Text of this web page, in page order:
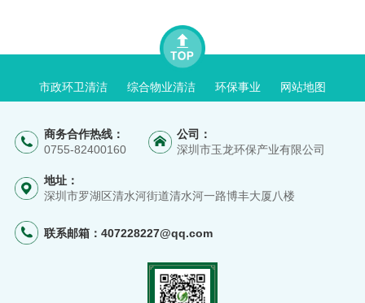
市政环卫清洁 综合物业清洁 环保事业 网站地图
商务合作热线：
0755-82400160
公司：
深圳市玉龙环保产业有限公司
地址：
深圳市罗湖区清水河街道清水河一路博丰大厦八楼
联系邮箱： 407228227@qq.com